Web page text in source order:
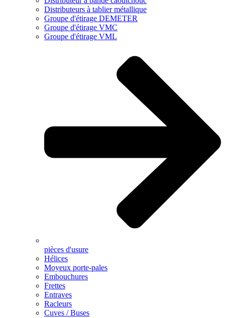
Distributeurs à tablier métallique
Groupe d'étirage DEMETER
Groupe d'étirage VMC
Groupe d'étirage VML
pièces d'usure
Hélices
Moyeux porte-pales
Embouchures
Frettes
Entraves
Racleurs
Cuves / Buses